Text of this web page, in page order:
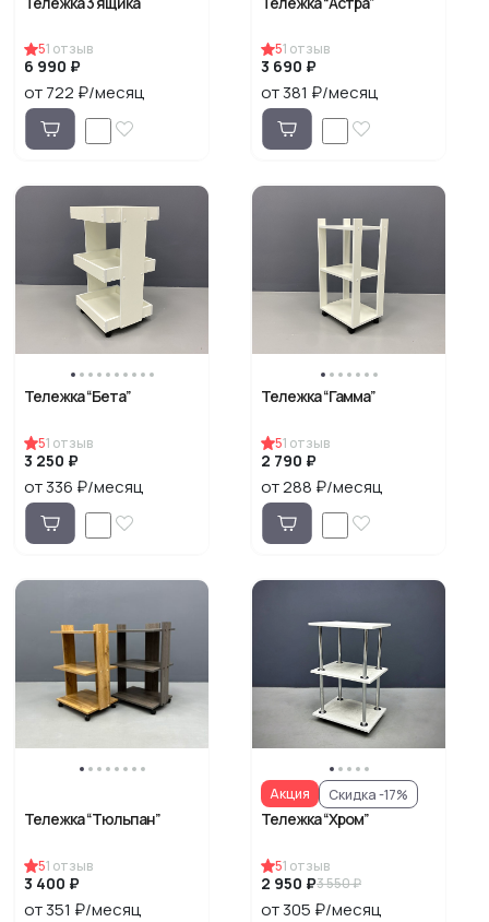
51 отзыв
6 990 ₽
от 722 ₽/месяц
51 отзыв
3 690 ₽
от 381 ₽/месяц
Тележка “Бета”
51 отзыв
3 250 ₽
от 336 ₽/месяц
Тележка “Гамма”
51 отзыв
2 790 ₽
от 288 ₽/месяц
Тележка “Тюльпан”
51 отзыв
3 400 ₽
от 351 ₽/месяц
Акция Скидка -17%
Тележка “Хром”
51 отзыв
2 950 ₽3 550 ₽
от 305 ₽/месяц